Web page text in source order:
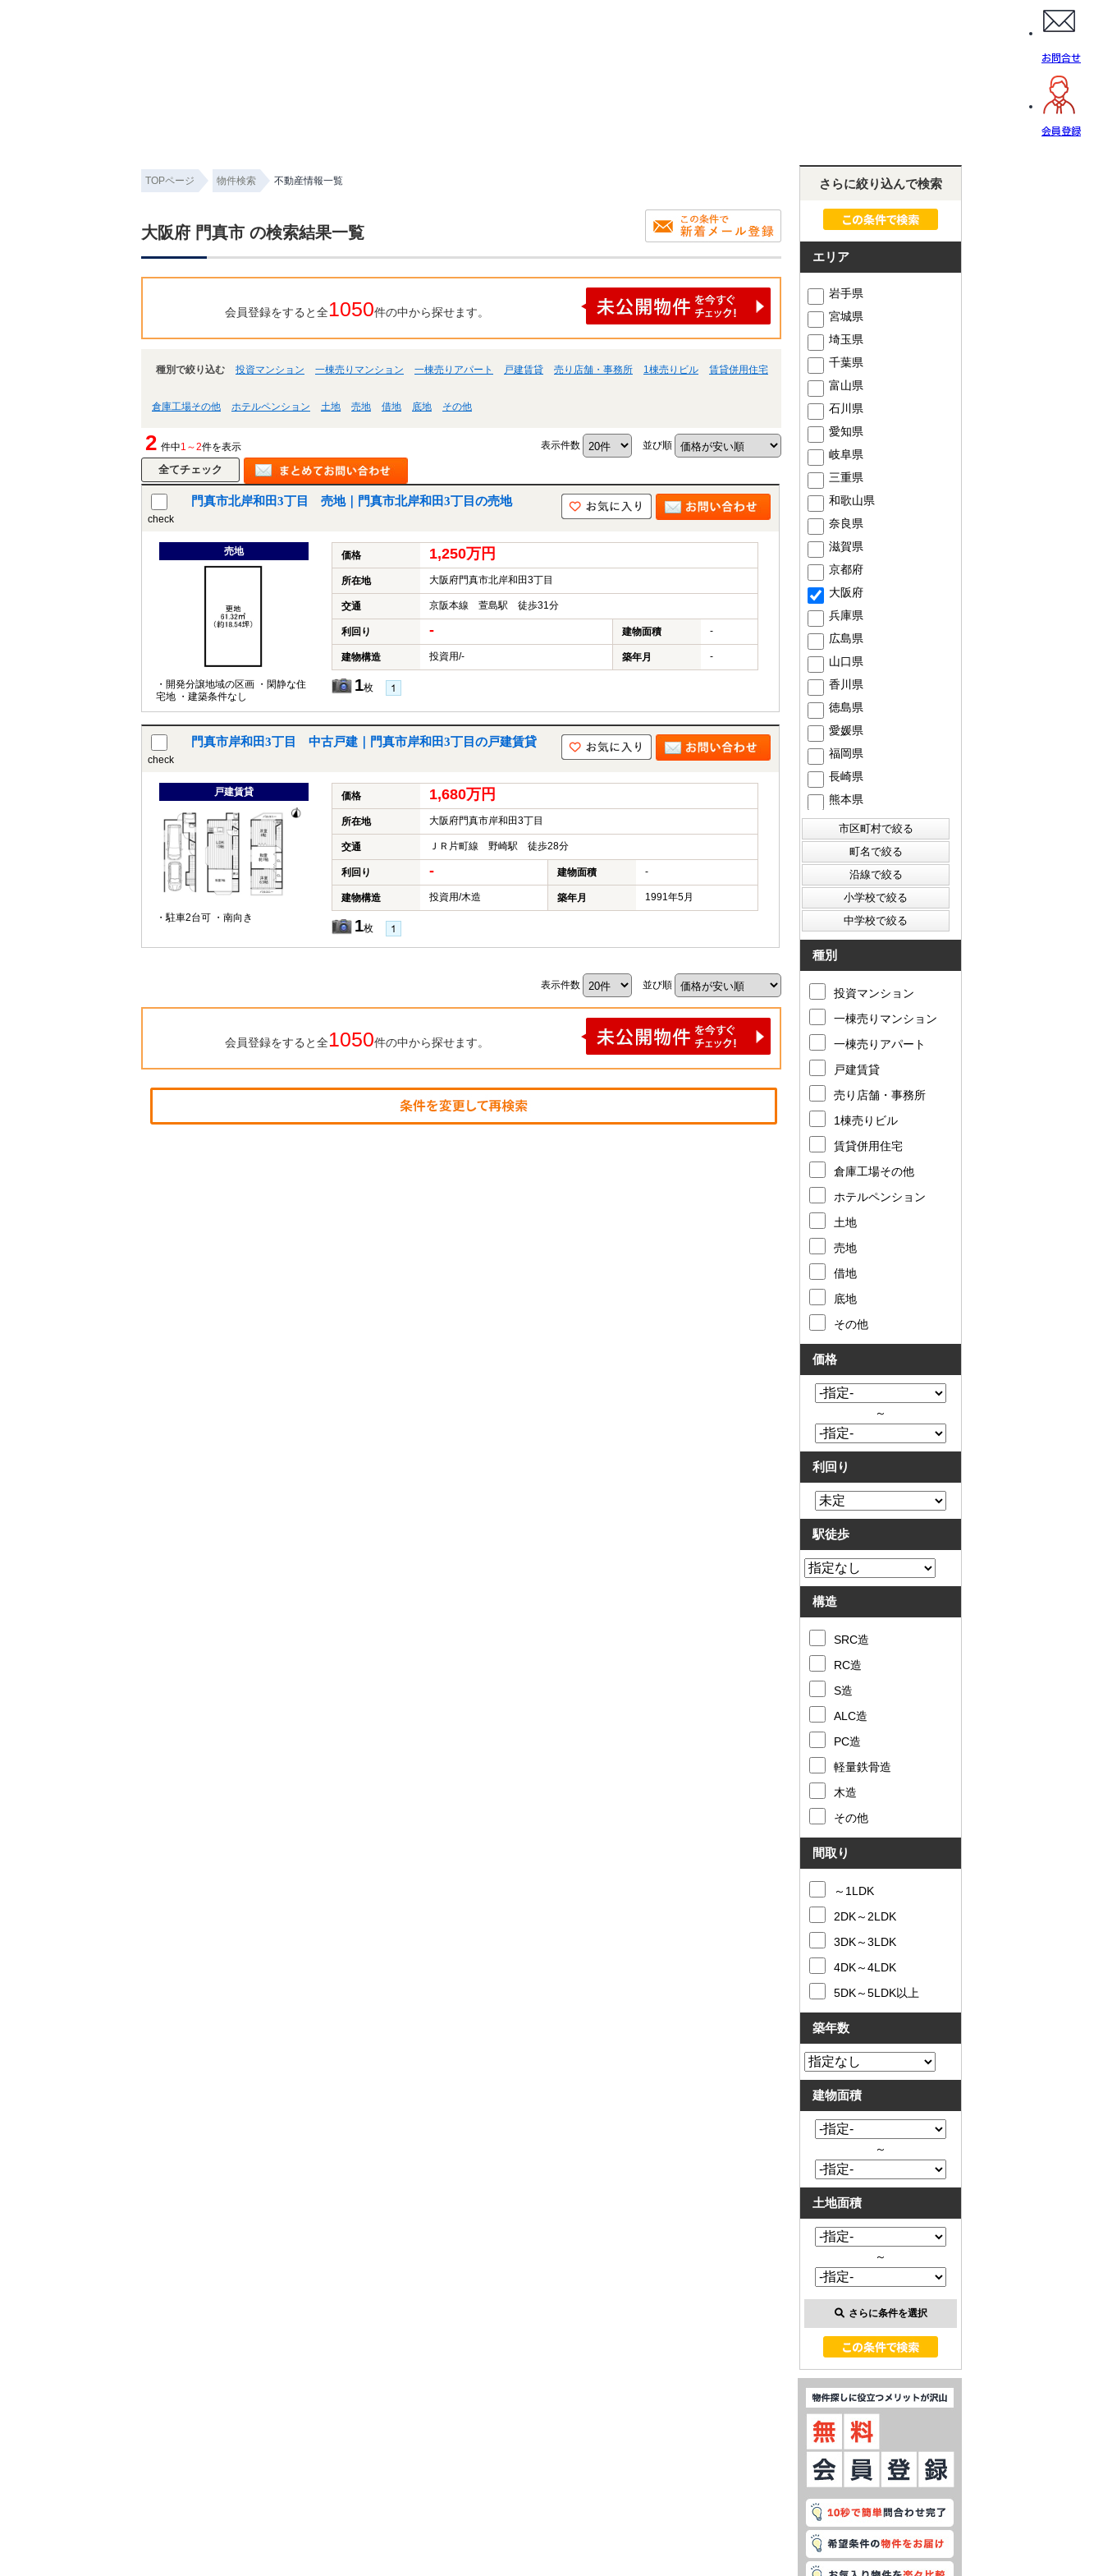
お問合せ
会員登録
TOPページ 物件検索 不動産情報一覧
大阪府 門真市 の検索結果一覧
会員登録をすると全1050件の中から探せます。
種別で絞り込む 投資マンション 一棟売りマンション 一棟売りアパート 戸建賃貸 売り店舗・事務所 1棟売りビル 賃貸併用住宅
倉庫工場その他 ホテルペンション 土地 売地 借地 底地 その他
2 件中1～2件を表示 表示件数 並び順
check
門真市北岸和田3丁目 売地｜門真市北岸和田3丁目の売地
売地
・開発分譲地域の区画 ・閑静な住
宅地 ・建築条件なし
価格 1,250万円
所在地 大阪府門真市北岸和田3丁目
交通 京阪本線 萱島駅 徒歩31分
利回り - 建物面積 -
建物構造 投資用/- 築年月 -
1枚
check
門真市岸和田3丁目 中古戸建｜門真市岸和田3丁目の戸建賃貸
戸建賃貸
・駐車2台可 ・南向き
価格 1,680万円
所在地 大阪府門真市岸和田3丁目
交通 ＪＲ片町線 野崎駅 徒歩28分
利回り - 建物面積 -
建物構造 投資用/木造 築年月 1991年5月
1枚
表示件数 並び順
会員登録をすると全1050件の中から探せます。
さらに絞り込んで検索
エリア
岩手県
宮城県
埼玉県
千葉県
富山県
石川県
愛知県
岐阜県
三重県
和歌山県
奈良県
滋賀県
京都府
大阪府
兵庫県
広島県
山口県
香川県
徳島県
愛媛県
福岡県
長崎県
熊本県
種別
投資マンション
一棟売りマンション
一棟売りアパート
戸建賃貸
売り店舗・事務所
1棟売りビル
賃貸併用住宅
倉庫工場その他
ホテルペンション
土地
売地
借地
底地
その他
価格
～
利回り
駅徒歩
構造
SRC造
RC造
S造
ALC造
PC造
軽量鉄骨造
木造
その他
間取り
～1LDK
2DK～2LDK
3DK～3LDK
4DK～4LDK
5DK～5LDK以上
築年数
建物面積
～
土地面積
～
さらに条件を選択